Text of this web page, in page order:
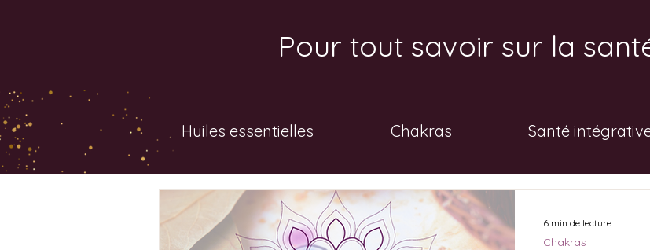
Pour tout savoir sur la
Huiles essentielles Chakras Santé
Chakras
6 min de lecture